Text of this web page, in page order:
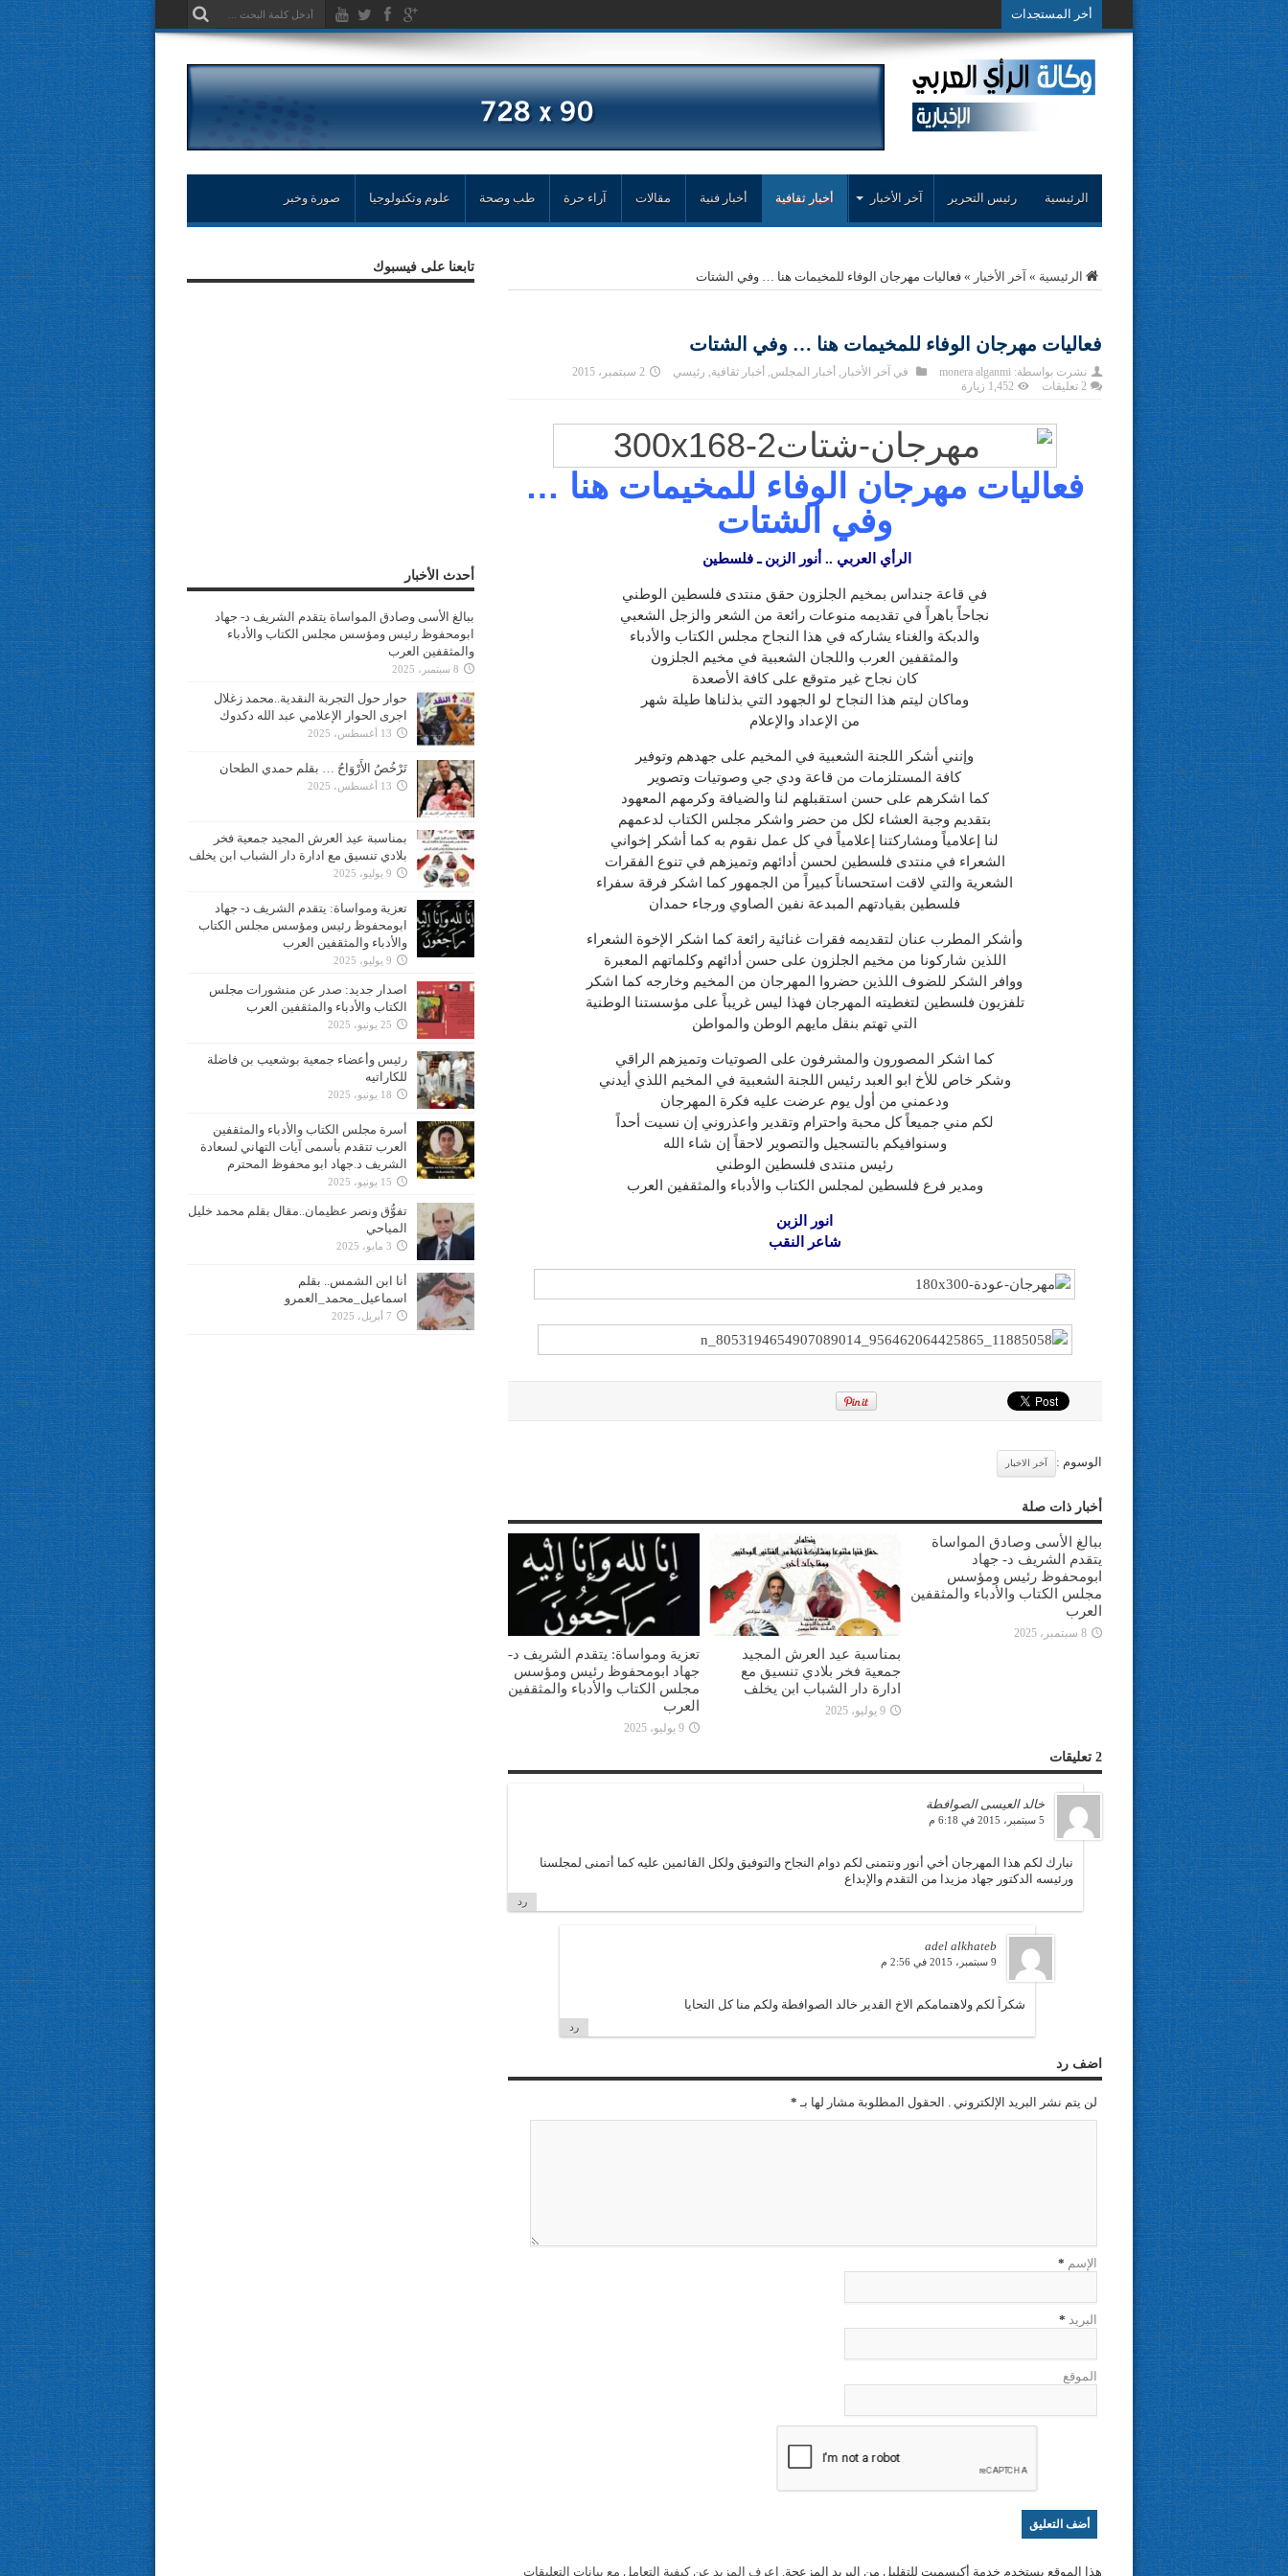
أخر المستجدات
الرئيسية رئيس التحرير آخر الأخبار أخبار ثقافية أخبار فنية مقالات آراء حرة طب وصحة علوم وتكنولوجيا صورة وخبر
الرئيسية » آخر الأخبار »فعاليات مهرجان الوفاء للمخيمات هنا … وفي الشتات
فعاليات مهرجان الوفاء للمخيمات هنا … وفي الشتات
نشرت بواسطة:monera alganmi في آخر الأخبار , أخبار المجلس, أخبار ثقافية, رئيسي
2 سبتمبر، 2015
2 تعليقات
1,452 زيارة
فعاليات مهرجان الوفاء للمخيمات هنا …
وفي الشتات
الرأي العربي .. أنور الزبن ـ فلسطين
في قاعة جنداس بمخيم الجلزون حقق منتدى فلسطين الوطني
نجاحاً باهراً في تقديمه منوعات رائعة من الشعر والزجل الشعبي
والدبكة والغناء يشاركه في هذا النجاح مجلس الكتاب والأدباء
والمثقفين العرب واللجان الشعبية في مخيم الجلزون
كان نجاح غير متوقع على كافة الأصعدة
وماكان ليتم هذا النجاح لو الجهود التي بذلناها طيلة شهر
من الإعداد والإعلام
وإنني أشكر اللجنة الشعبية في المخيم على جهدهم وتوفير
كافة المستلزمات من قاعة ودي جي وصوتيات وتصوير
كما اشكرهم على حسن استقبلهم لنا والضيافة وكرمهم المعهود
بتقديم وجبة العشاء لكل من حضر واشكر مجلس الكتاب لدعمهم
لنا إعلامياً ومشاركتنا إعلامياً في كل عمل نقوم به كما أشكر إخواني
الشعراء في منتدى فلسطين لحسن أدائهم وتميزهم في تنوع الفقرات
الشعرية والتي لاقت استحساناً كبيراً من الجمهور كما اشكر فرقة سفراء
فلسطين بقيادتهم المبدعة نفين الصاوي ورجاء حمدان
وأشكر المطرب عنان لتقديمه فقرات غنائية رائعة كما اشكر الإخوة الشعراء
اللذين شاركونا من مخيم الجلزون على حسن أدائهم وكلماتهم المعبرة
ووافر الشكر للضوف اللذين حضروا المهرجان من المخيم وخارجه كما اشكر
تلفزيون فلسطين لتغطيته المهرجان فهذا ليس غريباً على مؤسستنا الوطنية
التي تهتم بنقل مايهم الوطن والمواطن
كما اشكر المصورون والمشرفون على الصوتيات وتميزهم الراقي
وشكر خاص للأخ ابو العبد رئيس اللجنة الشعبية في المخيم اللذي أيدني
ودعمني من أول يوم عرضت عليه فكرة المهرجان
لكم مني جميعاً كل محبة واحترام وتقدير واعذروني إن نسيت أحداً
وسنوافيكم بالتسجيل والتصوير لاحقاً إن شاء الله
رئيس منتدى فلسطين الوطني
ومدير فرع فلسطين لمجلس الكتاب والأدباء والمثقفين العرب
انور الزبن
شاعر النقب
الوسوم : آخر الاخبار
أخبار ذات صلة
ببالغ الأسى وصادق المواساة
يتقدم الشريف د- جهاد
ابومحفوظ رئيس ومؤسس
مجلس الكتاب والأدباء والمثقفين
العرب
8 سبتمبر، 2025
بمناسبة عيد العرش المجيد
جمعية فخر بلادي تنسيق مع
ادارة دار الشباب ابن يخلف
9 يوليو، 2025
تعزية ومواساة: يتقدم الشريف د-
جهاد ابومحفوظ رئيس ومؤسس
مجلس الكتاب والأدباء والمثقفين
العرب
9 يوليو، 2025
2 تعليقات
خالد العيسى الصوافطة
5 سبتمبر، 2015 في 6:18 م
نبارك لكم هذا المهرجان أخي أنور ونتمنى لكم دوام النجاح والتوفيق ولكل القائمين عليه كما أتمنى لمجلسنا
ورئيسه الدكتور جهاد مزيدا من التقدم والإبداع
رد
adel alkhateb
9 سبتمبر، 2015 في 2:56 م
شكراً لكم ولاهتمامكم الاخ القدير خالد الصوافطة ولكم منا كل التحايا
رد
اضف رد
لن يتم نشر البريد الإلكتروني . الحقول المطلوبة مشار لها بـ *
الإسم *
البريد *
الموقع
هذا الموقع يستخدم خدمة أكيسميت للتقليل من البريد المزعجة. اعرف المزيد عن كيفية التعامل مع بيانات التعليقات
تابعنا على فيسبوك
أحدث الأخبار
ببالغ الأسى وصادق المواساة يتقدم الشريف د- جهاد
ابومحفوظ رئيس ومؤسس مجلس الكتاب والأدباء
والمثقفين العرب
8 سبتمبر، 2025
حوار حول التجربة النقدية..محمد زغلال
اجرى الحوار الإعلامي عبد الله دكدوك
13 أغسطس، 2025
تَرْخُصُ الأَرْوَاحُ … بقلم حمدي الطحان
13 أغسطس، 2025
بمناسبة عيد العرش المجيد جمعية فخر
بلادي تنسيق مع ادارة دار الشباب ابن يخلف
9 يوليو، 2025
تعزية ومواساة: يتقدم الشريف د- جهاد
ابومحفوظ رئيس ومؤسس مجلس الكتاب
والأدباء والمثقفين العرب
9 يوليو، 2025
اصدار جديد: صدر عن منشورات مجلس
الكتاب والأدباء والمثقفين العرب
25 يونيو، 2025
رئيس وأعضاء جمعية بوشعيب بن فاضلة
للكاراتيه
18 يونيو، 2025
أسرة مجلس الكتاب والأدباء والمثقفين
العرب تتقدم بأسمى آيات التهاني لسعادة
الشريف د.جهاد ابو محفوظ المحترم
15 يونيو، 2025
تفوُّق ونصر عظيمان..مقال بقلم محمد خليل
المياحي
3 مايو، 2025
أنا ابن الشمس.. بقلم
اسماعيل_محمد_العمرو
7 أبريل، 2025